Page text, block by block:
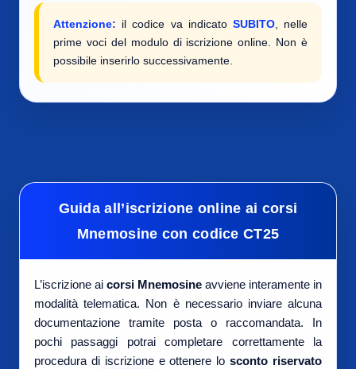
Attenzione: il codice va indicato SUBITO, nelle
prime voci del modulo di iscrizione online. Non è
possibile inserirlo successivamente.
Guida all’iscrizione online ai corsi
Mnemosine con codice CT25
L’iscrizione ai corsi Mnemosine avviene interamente in
modalità telematica. Non è necessario inviare alcuna
documentazione tramite posta o raccomandata. In
pochi passaggi potrai completare correttamente la
procedura di iscrizione e ottenere losconto riservato